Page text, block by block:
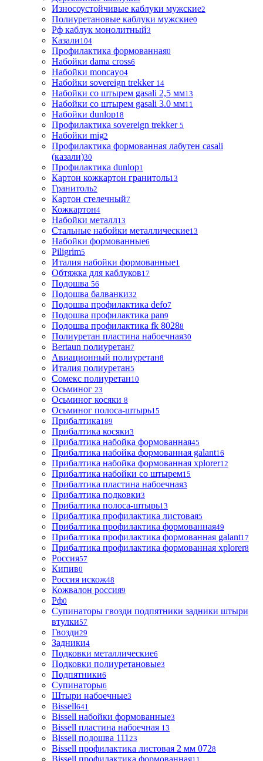
Износоустойчивые каблуки мужские2
Полиуретановые каблуки мужские0
Рф каблук монолитный3
Казали104
Профилактика формованная0
Набойки dama cross6
Набойки moncayo4
Набойки sovereign trekker 14
Набойки со штырем gasali 2,5 мм13
Набойки со штырем gasali 3.0 мм11
Набойки dunlop18
Профилактика sovereign trekker 5
Набойки mig2
Профилактика формованная лабутен casali
(казали)30
Профилактика dunlop1
Картон кожкартон гранитоль13
Гранитоль2
Картон стелечный7
Кожкартон4
Набойки металл13
Стальные набойки металлические13
Набойки формованные6
Piligrim5
Италия набойки формованные1
Обтяжка для каблуков17
Подошва 56
Подошва балванки32
Подошва профилактика defo7
Подошва профилактика pan9
Подошва профилактика fk 80288
Полиуретан пластина набоечная30
Bertaun полиуретан7
Авиационный полиуретан8
Италия полиуретан5
Сомекс полиуретан10
Осьминог 23
Осьминог косяки 8
Осьминог полоса-штырь15
Прибалтика189
Прибалтика косяки3
Прибалтика набойка формованная45
Прибалтика набойка формованная galant16
Прибалтика набойка формованная xplorer12
Прибалтика набойки со штырем15
Прибалтика пластина набоечная3
Прибалтика подковки3
Прибалтика полоса-штырь13
Прибалтика профилактика листовая5
Прибалтика профилактика формованная49
Прибалтика профилактика формованная galant17
Прибалтика профилактика формованная xplorer8
Россия57
Кипив0
Россия искож48
Кожвалон россия9
Рф0
Супинаторы гвозди подпятники задники штыри
втулки57
Гвозди29
Задники4
Подковки металлические6
Подковки полиуретановые3
Подпятники6
Супинаторы6
Штыри набоечные3
Bissell641
Bissell набойки формованные3
Bissell пластина набоечная 13
Bissell подошва 111 23
Bissell профилактика листовая 2 мм 0728
Bissell профилактика формованная